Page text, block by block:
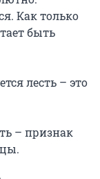
Как только
быть
лесть – это
– признак